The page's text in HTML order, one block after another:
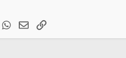
WhatsApp
EmailLink